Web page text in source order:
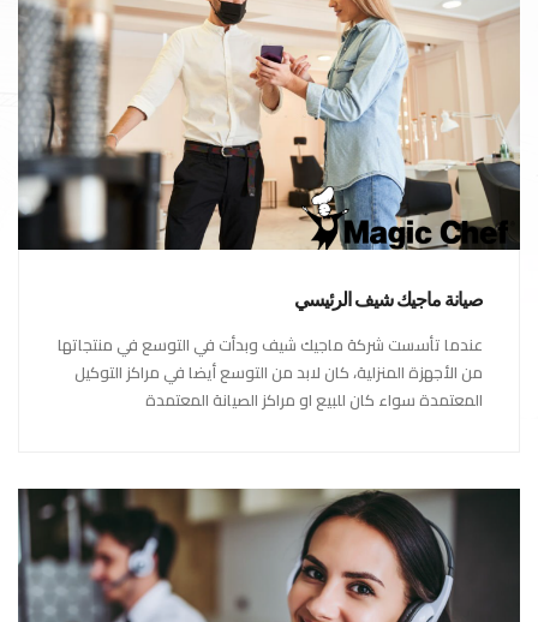
صيانة ماجيك شيف الرئيسي
عندما تأسست شركة ماجيك شيف وبدأت في التوسع في منتجاتها
من الأجهزة المنزلية، كان لابد من التوسع أيضا في مراكز التوكيل
المعتمدة سواء كان للبيع او مراكز الصيانة المعتمدة